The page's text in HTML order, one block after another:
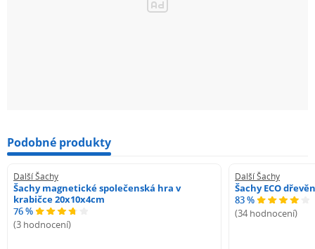
Podobné produkty
Další Šachy
Šachy magnetické společenská hra v
krabičce 20x10x4cm
76 %
(3 hodnocení)
Další Šachy
Šachy ECO
83 %
(34 hodnocení)